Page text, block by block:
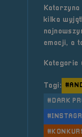
kilka
emocji, a
Kategorie
Tagi:
#DARK